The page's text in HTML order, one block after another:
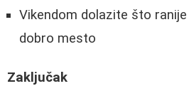
Vikendom dolazite što
dobro mesto
Zaključak